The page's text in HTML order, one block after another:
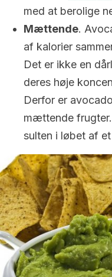
med at berolige
Mættende.
af kalorier
Det er ikke en
deres høje
Derfor er
mættende
sulten i løbet af